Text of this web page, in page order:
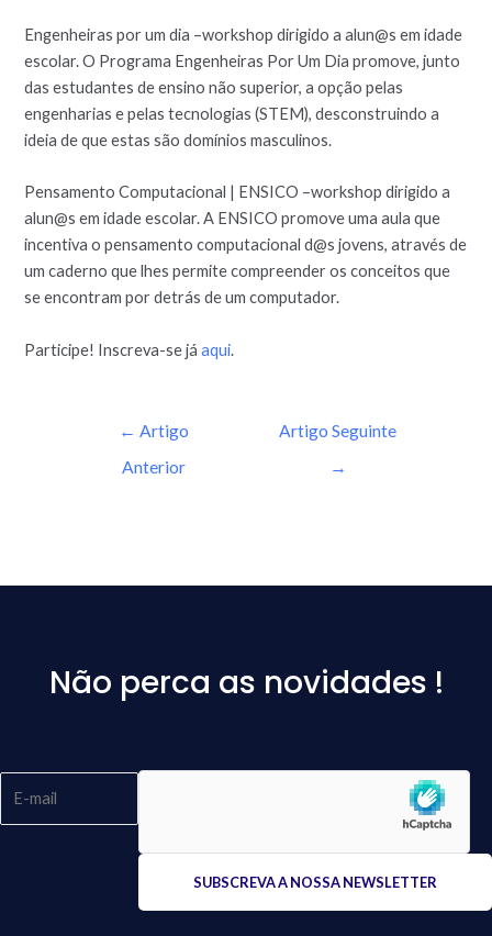
Engenheiras por um dia –workshop dirigido a alun@s em idade
escolar. O Programa Engenheiras Por Um Dia promove, junto
das estudantes de ensino não superior, a opção pelas
engenharias e pelas tecnologias (STEM), desconstruindo a
ideia de que estas são domínios masculinos.
Pensamento Computacional | ENSICO –workshop dirigido a
alun@s em idade escolar. A ENSICO promove uma aula que
incentiva o pensamento computacional d@s jovens, através de
um caderno que lhes permite compreender os conceitos que
se encontram por detrás de um computador.
Participe! Inscreva-se jáaqui.
← Artigo
Anterior
Artigo Seguinte
→
Não perca as novidades !